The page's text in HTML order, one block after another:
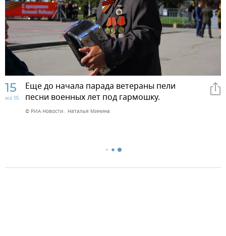
15
из 15
Еще до начала парада ветераны пели
песни военных лет под гармошку.
© РИА Новости . Наталья Минина